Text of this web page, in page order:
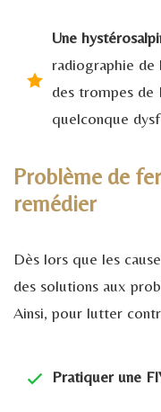
Une
radiographie de
des trompes de
quelconque
Problème de
remédier
Dès lors que les
des solutions aux
Ainsi, pour lutter
Pratiquer une